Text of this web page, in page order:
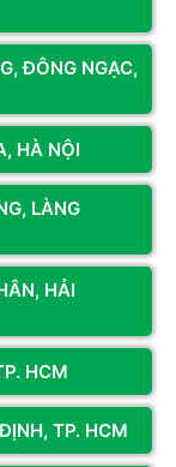
hình và nhiều
chất lượng.
ĐÔNG NGẠC,
HÀ NỘI
LÀNG
HẢI
HCM
TP. HCM